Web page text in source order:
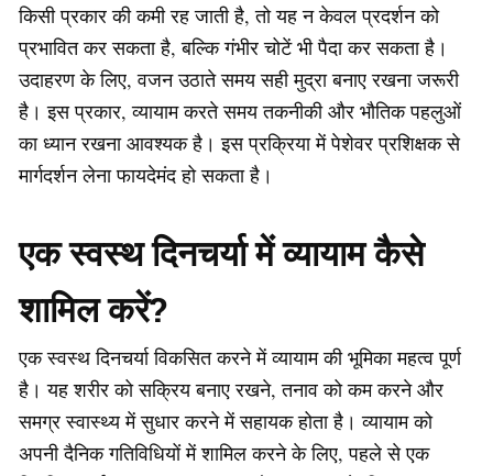
किसी प्रकार की कमी रह जाती है, तो यह न केवल प्रदर्शन को
प्रभावित कर सकता है, बल्कि गंभीर चोटें भी पैदा कर सकता है।
उदाहरण के लिए, वजन उठाते समय सही मुद्रा बनाए रखना जरूरी
है। इस प्रकार, व्यायाम करते समय तकनीकी और भौतिक पहलुओं
का ध्यान रखना आवश्यक है। इस प्रक्रिया में पेशेवर प्रशिक्षक से
मार्गदर्शन लेना फायदेमंद हो सकता है।
एक स्वस्थ दिनचर्या में व्यायाम कैसे
शामिल करें?
एक स्वस्थ दिनचर्या विकसित करने में व्यायाम की भूमिका महत्व पूर्ण
है। यह शरीर को सक्रिय बनाए रखने, तनाव को कम करने और
समग्र स्वास्थ्य में सुधार करने में सहायक होता है। व्यायाम को
अपनी दैनिक गतिविधियों में शामिल करने के लिए, पहले से एक